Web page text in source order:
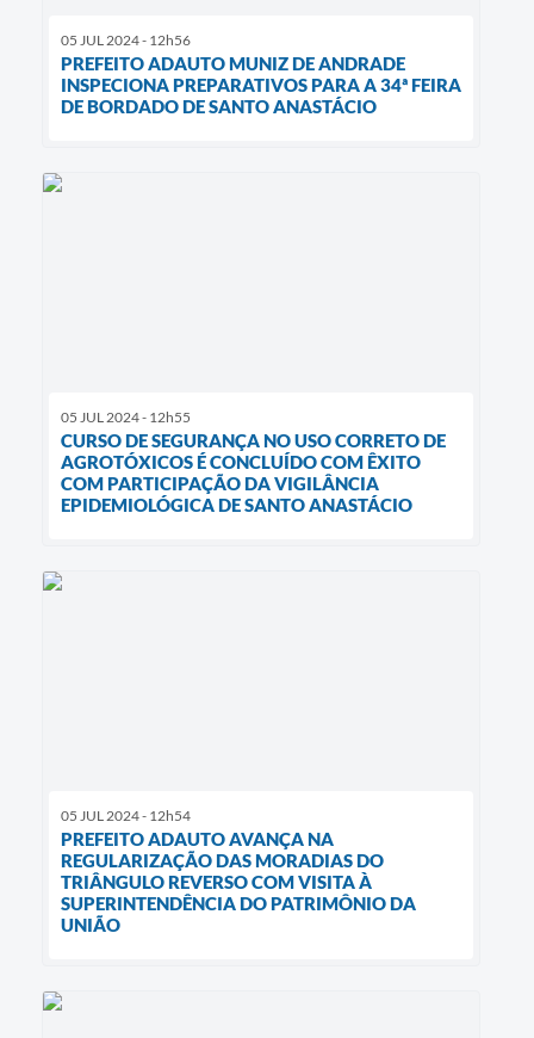
05 JUL 2024 - 12h56
PREFEITO ADAUTO MUNIZ DE ANDRADE
INSPECIONA PREPARATIVOS PARA A 34ª FEIRA
DE BORDADO DE SANTO ANASTÁCIO
05 JUL 2024 - 12h55
CURSO DE SEGURANÇA NO USO CORRETO DE
AGROTÓXICOS É CONCLUÍDO COM ÊXITO
COM PARTICIPAÇÃO DA VIGILÂNCIA
EPIDEMIOLÓGICA DE SANTO ANASTÁCIO
05 JUL 2024 - 12h54
PREFEITO ADAUTO AVANÇA NA
REGULARIZAÇÃO DAS MORADIAS DO
TRIÂNGULO REVERSO COM VISITA À
SUPERINTENDÊNCIA DO PATRIMÔNIO DA
UNIÃO